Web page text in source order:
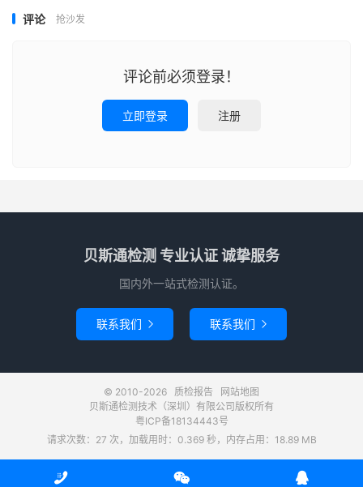
评论 抢沙发
评论前必须登录！
立即登录 注册
贝斯通检测 专业认证 诚挚服务
国内外一站式检测认证。
联系我们  联系我们 
© 2010-2026 质检报告
网站地图
贝斯通检测技术（深圳）有限公司版权所有
粤ICP备18134443号
请求次数：27 次，加载用时：0.369 秒，内存占用：18.89 MB
  